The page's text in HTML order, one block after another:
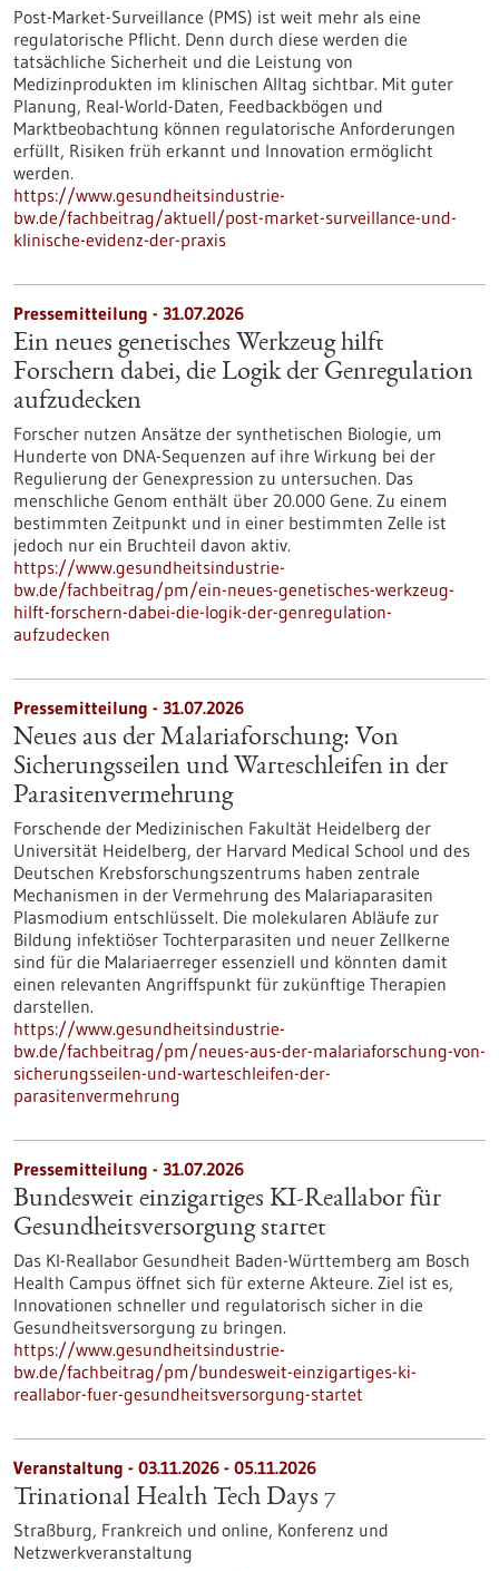
Post-Market-Surveillance (PMS) ist weit mehr als eine
regulatorische Pflicht. Denn durch diese werden die
tatsächliche Sicherheit und die Leistung von
Medizinprodukten im klinischen Alltag sichtbar. Mit guter
Planung, Real-World-Daten, Feedbackbögen und
Marktbeobachtung können regulatorische Anforderungen
erfüllt, Risiken früh erkannt und Innovation ermöglicht
werden.
https://www.gesundheitsindustrie-
bw.de/fachbeitrag/aktuell/post-market-surveillance-und-
klinische-evidenz-der-praxis
Pressemitteilung - 31.07.2026
Ein neues genetisches Werkzeug hilft
Forschern dabei, die Logik der Genregulation
aufzudecken
Forscher nutzen Ansätze der synthetischen Biologie, um
Hunderte von DNA-Sequenzen auf ihre Wirkung bei der
Regulierung der Genexpression zu untersuchen. Das
menschliche Genom enthält über 20.000 Gene. Zu einem
bestimmten Zeitpunkt und in einer bestimmten Zelle ist
jedoch nur ein Bruchteil davon aktiv.
https://www.gesundheitsindustrie-
bw.de/fachbeitrag/pm/ein-neues-genetisches-werkzeug-
hilft-forschern-dabei-die-logik-der-genregulation-
aufzudecken
Pressemitteilung - 31.07.2026
Neues aus der Malariaforschung: Von
Sicherungsseilen und Warteschleifen in der
Parasitenvermehrung
Forschende der Medizinischen Fakultät Heidelberg der
Universität Heidelberg, der Harvard Medical School und des
Deutschen Krebsforschungszentrums haben zentrale
Mechanismen in der Vermehrung des Malariaparasiten
Plasmodium entschlüsselt. Die molekularen Abläufe zur
Bildung infektiöser Tochterparasiten und neuer Zellkerne
sind für die Malariaerreger essenziell und könnten damit
einen relevanten Angriffspunkt für zukünftige Therapien
darstellen.
https://www.gesundheitsindustrie-
bw.de/fachbeitrag/pm/neues-aus-der-malariaforschung-von-
sicherungsseilen-und-warteschleifen-der-
parasitenvermehrung
Pressemitteilung - 31.07.2026
Bundesweit einzigartiges KI-Reallabor für
Gesundheits­versorgung startet
Das KI-Reallabor Gesundheit Baden-Württemberg am Bosch
Health Campus öffnet sich für externe Akteure. Ziel ist es,
Innovationen schneller und regulatorisch sicher in die
Gesundheitsversorgung zu bringen.
https://www.gesundheitsindustrie-
bw.de/fachbeitrag/pm/bundesweit-einzigartiges-ki-
reallabor-fuer-gesundheitsversorgung-startet
Veranstaltung - 03.11.2026 - 05.11.2026
Trinational Health Tech Days 7
Straßburg, Frankreich und online, Konferenz und
Netzwerkveranstaltung